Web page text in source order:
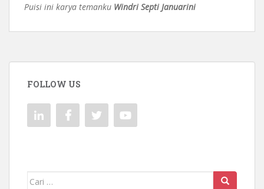
Puisi ini karya temanku Windri Septi Januarini
FOLLOW US
Mencari: